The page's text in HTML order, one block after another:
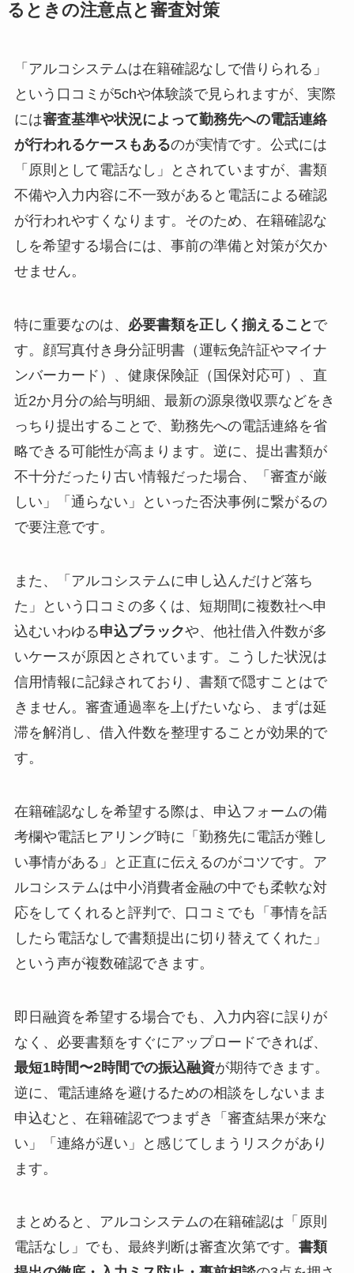
るときの注意点と審査対策
「アルコシステムは在籍確認なしで借りられる」
という口コミが5chや体験談で見られますが、実際
には審査基準や状況によって勤務先への電話連絡
が行われるケースもあるのが実情です。公式には
「原則として電話なし」とされていますが、書類
不備や入力内容に不一致があると電話による確認
が行われやすくなります。そのため、在籍確認な
しを希望する場合には、事前の準備と対策が欠か
せません。
特に重要なのは、 必要書類を正しく揃えること で
す。顔写真付き身分証明書（運転免許証やマイナ
ンバーカード）、健康保険証（国保対応可）、直
近2か月分の給与明細、最新の源泉徴収票などをき
っちり提出することで、勤務先への電話連絡を省
略できる可能性が高まります。逆に、提出書類が
不十分だったり古い情報だった場合、「審査が厳
しい」「通らない」といった否決事例に繋がるの
で要注意です。
また、「アルコシステムに申し込んだけど落ち
た」という口コミの多くは、短期間に複数社へ申
込むいわゆる申込ブラックや、他社借入件数が多
いケースが原因とされています。こうした状況は
信用情報に記録されており、書類で隠すことはで
きません。審査通過率を上げたいなら、まずは延
滞を解消し、借入件数を整理することが効果的で
す。
在籍確認なしを希望する際は、申込フォームの備
考欄や電話ヒアリング時に「勤務先に電話が難し
い事情がある」と正直に伝えるのがコツです。ア
ルコシステムは中小消費者金融の中でも柔軟な対
応をしてくれると評判で、口コミでも「事情を話
したら電話なしで書類提出に切り替えてくれた」
という声が複数確認できます。
即日融資を希望する場合でも、入力内容に誤りが
なく、必要書類をすぐにアップロードできれば、
最短1時間〜2時間での振込融資が期待できます。
逆に、電話連絡を避けるための相談をしないまま
申込むと、在籍確認でつまずき「審査結果が来な
い」「連絡が遅い」と感じてしまうリスクがあり
ます。
まとめると、アルコシステムの在籍確認は「原則
電話なし」でも、最終判断は審査次第です。 書類